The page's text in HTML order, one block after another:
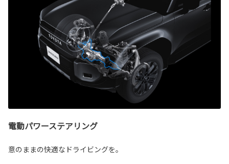
電動パワーステアリング
意のままの快適なドライビングを。